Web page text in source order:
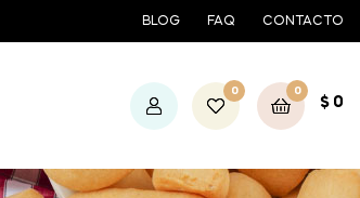
BLOG FAQ CONTACTO
0 0
$ 0